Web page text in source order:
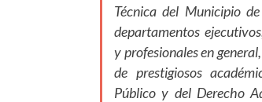
Técnica del Municipio
departamentos
y profesionales en
de prestigiosos
Público y del Derecho